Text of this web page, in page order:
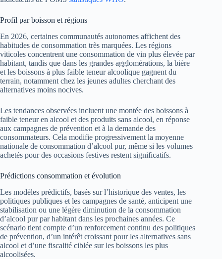
Profil par boisson et régions
En 2026, certaines communautés autonomes affichent des
habitudes de consommation très marquées. Les régions
viticoles concentrent une consommation de vin plus élevée par
habitant, tandis que dans les grandes agglomérations, la bière
et les boissons à plus faible teneur alcoolique gagnent du
terrain, notamment chez les jeunes adultes cherchant des
alternatives moins nocives.
Les tendances observées incluent une montée des boissons à
faible teneur en alcool et des produits sans alcool, en réponse
aux campagnes de prévention et à la demande des
consommateurs. Cela modifie progressivement la moyenne
nationale de consommation d’alcool pur, même si les volumes
achetés pour des occasions festives restent significatifs.
Prédictions consommation et évolution
Les modèles prédictifs, basés sur l’historique des ventes, les
politiques publiques et les campagnes de santé, anticipent une
stabilisation ou une légère diminution de la consommation
d’alcool pur par habitant dans les prochaines années. Ce
scénario tient compte d’un renforcement continu des politiques
de prévention, d’un intérêt croissant pour les alternatives sans
alcool et d’une fiscalité ciblée sur les boissons les plus
alcoolisées.